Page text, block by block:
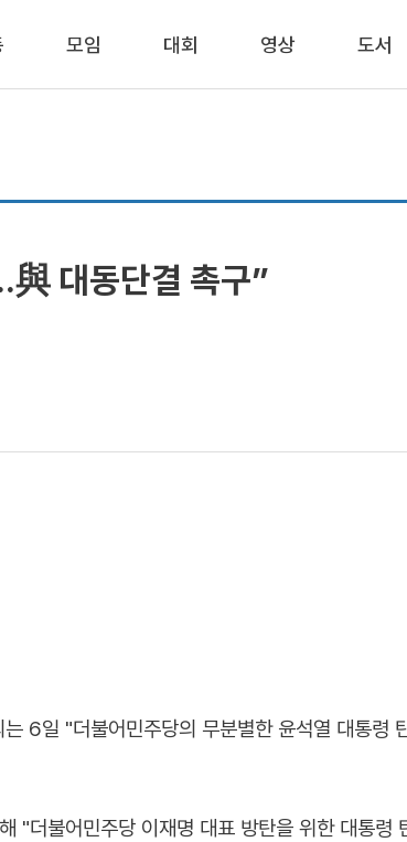
모임 대회 영상 도서
與 대동단결 촉구”
6일 "더불어민주당의 무분별한 윤석열 대통령
"더불어민주당 이재명 대표 방탄을 위한 대통